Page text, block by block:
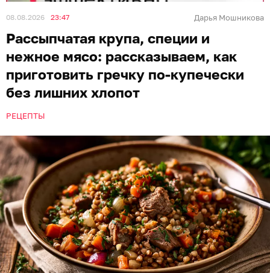
08.08.2026 23:47 Дарья Мошникова
Рассыпчатая крупа, специи и
нежное мясо: рассказываем, как
приготовить гречку по-купечески
без лишних хлопот
РЕЦЕПТЫ